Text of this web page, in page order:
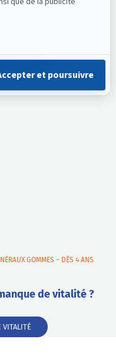
VITALITÉ
GOMMES – DÈS 4 ANS
de vitalité ?
VITALITÉ